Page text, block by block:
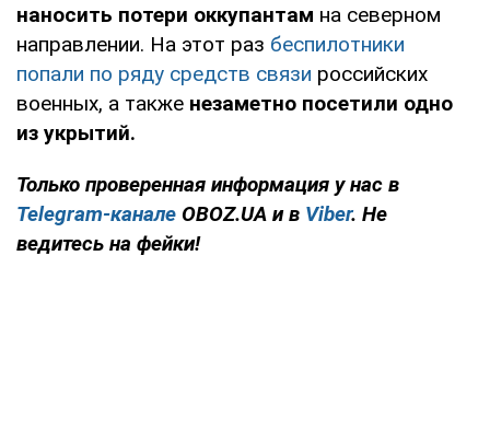
наносить потери оккупантам на северном
направлении. На этот раз беспилотники
попали по ряду средств связи российских
военных, а также незаметно посетили одно
из укрытий.
Только проверенная информация у нас в
Telegram-канале OBOZ.UA и в Viber. Не
ведитесь на фейки!